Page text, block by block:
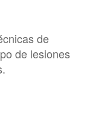
de
de lesiones